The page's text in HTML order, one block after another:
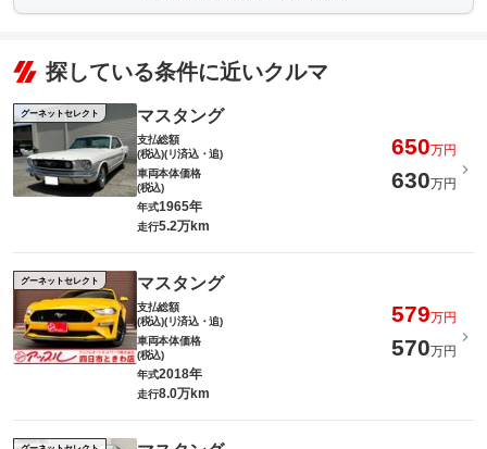
探している条件に近いクルマ
グーネットセレクト マスタング
支払総額
(税込)(リ済込・追)
650万円
車両本体価格
(税込)
630万円
年式1965年
走行5.2万km
グーネットセレクト マスタング
支払総額
(税込)(リ済込・追)
579万円
車両本体価格
(税込)
570万円
年式2018年
走行8.0万km